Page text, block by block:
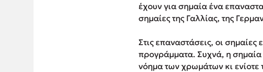
έχουν για σημαία ένα
σημαίες της Γαλλίας, της
Στις επαναστάσεις, οι σημαίες
προγράμματα. Συχνά, η σημαία
νόημα των χρωμάτων κι ενίοτε